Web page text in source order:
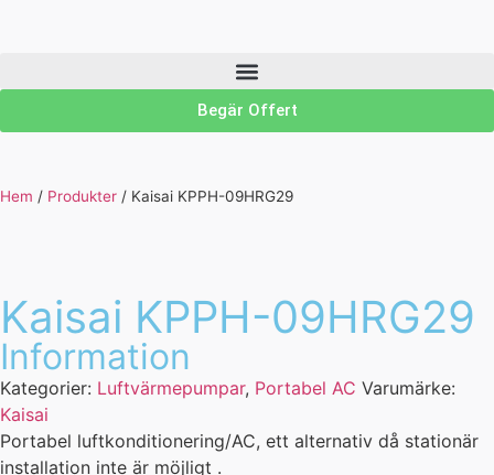
Begär Offert
Hem / Produkter / Kaisai KPPH-09HRG29
Kaisai KPPH-09HRG29
Information
Kategorier: Luftvärmepumpar, Portabel AC Varumärke:
Kaisai
Portabel luftkonditionering/AC, ett alternativ då stationär
installation inte är möjligt .